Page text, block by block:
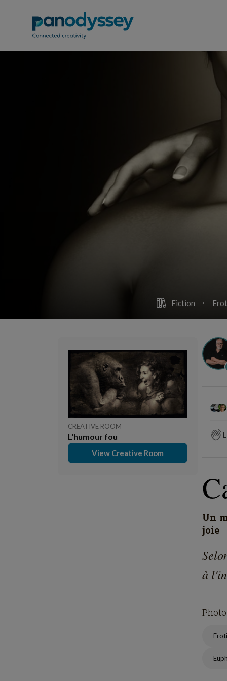
Fiction
CREATIVE ROOM
L'humour fou
View Creative Room
Un
joie
à